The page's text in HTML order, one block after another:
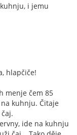
i jemu
hlapčiče!
menje čem 85
kuhnju. Čitaje
ide na kuhnju